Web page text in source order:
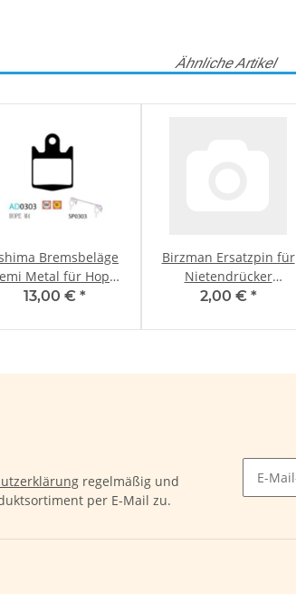
Ähnliche Artikel
Bremsbeläge
Metal für Hope
M4
13,00 € *
Birzman Ersatzpin für
Nietendrücker
Dragonfly
2,00 € *
regelmäßig und
per E-Mail zu.